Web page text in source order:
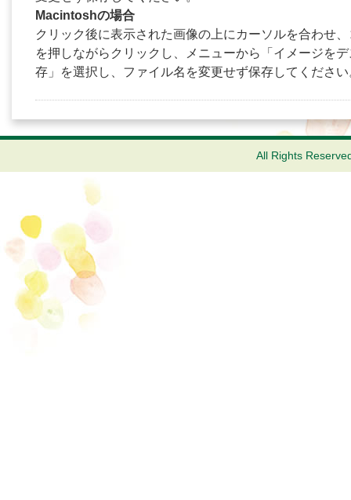
Macintoshの場合
クリック後に表示された画像の上にカーソルを合わせ
を押しながらクリックし、メニューから「イメージを
存」を選択し、ファイル名を変更せず保存してください
All Rights